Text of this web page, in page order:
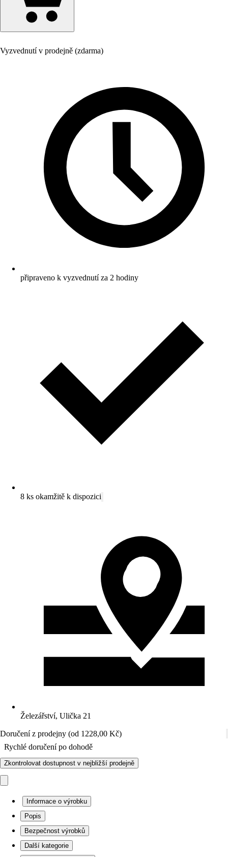
Vyzvednutí v prodejně (zdarma)
připraveno k vyzvednutí za 2 hodiny
8 ks okamžitě k dispozici
Železářství, Ulička 21
Doručení z prodejny (od 1228,00 Kč)
Rychlé doručení po dohodě
Zkontrolovat dostupnost v nejbližší prodejně
Informace o výrobku
Popis
Bezpečnost výrobků
Další kategorie